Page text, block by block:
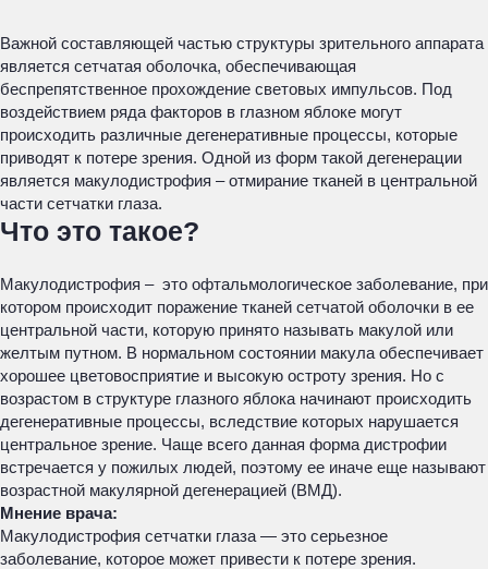
Важной составляющей частью структуры зрительного аппарата
является сетчатая оболочка, обеспечивающая
беспрепятственное прохождение световых импульсов. Под
воздействием ряда факторов в глазном яблоке могут
происходить различные дегенеративные процессы, которые
приводят к потере зрения. Одной из форм такой дегенерации
является макулодистрофия – отмирание тканей в центральной
части сетчатки глаза.
Что это такое?
Макулодистрофия – это офтальмологическое заболевание, при
котором происходит поражение тканей сетчатой оболочки в ее
центральной части, которую принято называть макулой или
желтым путном. В нормальном состоянии макула обеспечивает
хорошее цветовосприятие и высокую остроту зрения. Но с
возрастом в структуре глазного яблока начинают происходить
дегенеративные процессы, вследствие которых нарушается
центральное зрение. Чаще всего данная форма дистрофии
встречается у пожилых людей, поэтому ее иначе еще называют
возрастной макулярной дегенерацией (ВМД).
Мнение врача:
Макулодистрофия сетчатки глаза — это серьезное
заболевание, которое может привести к потере зрения.